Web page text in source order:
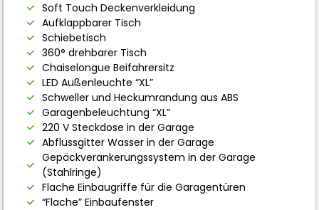
Soft Touch Deckenverkleidung
Aufklappbarer Tisch
Schiebetisch
360° drehbarer Tisch
Chaiselongue Beifahrersitz
LED Außenleuchte “XL”
Schweller und Heckumrandung aus ABS
Garagenbeleuchtung “XL”
220 V Steckdose in der Garage
Abflussgitter Wasser in der Garage
Gepäckverankerungssystem in der Garage
(Stahlringe)
Flache Einbaugriffe für die Garagentüren
“Flache” Einbaufenster